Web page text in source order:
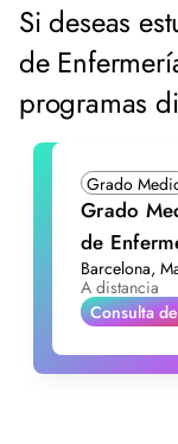
Si deseas
de
programas
Grado
Grado
de
Barcelona,
A distancia
Consulta